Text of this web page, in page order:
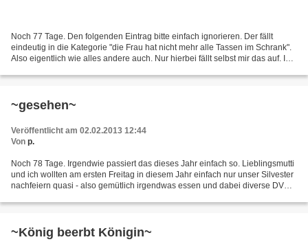
Noch 77 Tage. Den folgenden Eintrag bitte einfach ignorieren. Der fällt
eindeutig in die Kategorie "die Frau hat nicht mehr alle Tassen im Schrank".
Also eigentlich wie alles andere auch. Nur hierbei fällt selbst mir das auf. Ich
~gesehen~
Veröffentlicht am 02.02.2013 12:44
Von p.
Noch 78 Tage. Irgendwie passiert das dieses Jahr einfach so. Lieblingsmutti
und ich wollten am ersten Freitag in diesem Jahr einfach nur unser Silvester
nachfeiern quasi - also gemütlich irgendwas essen und dabei diverse DVDs
~König beerbt Königin~